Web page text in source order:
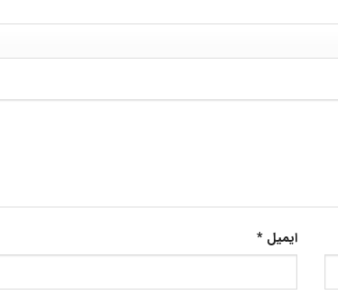
ایمیل *